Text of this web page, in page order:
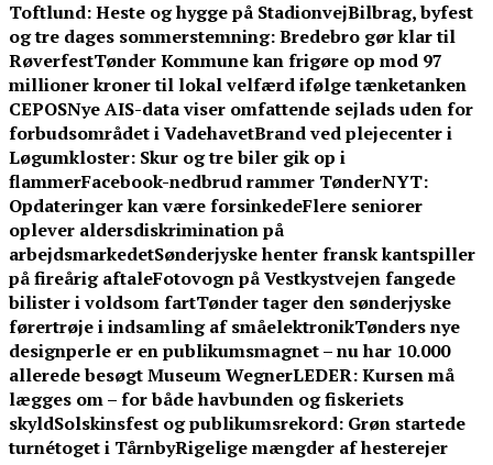
Toftlund: Heste og hygge på StadionvejBilbrag, byfest
og tre dages sommerstemning: Bredebro gør klar til
RøverfestTønder Kommune kan frigøre op mod 97
millioner kroner til lokal velfærd ifølge tænketanken
CEPOSNye AIS-data viser omfattende sejlads uden for
forbudsområdet i VadehavetBrand ved plejecenter i
Løgumkloster: Skur og tre biler gik op i
flammerFacebook-nedbrud rammer TønderNYT:
Opdateringer kan være forsinkedeFlere seniorer
oplever aldersdiskrimination på
arbejdsmarkedetSønderjyske henter fransk kantspiller
på fireårig aftaleFotovogn på Vestkystvejen fangede
bilister i voldsom fartTønder tager den sønderjyske
førertrøje i indsamling af småelektronikTønders nye
designperle er en publikumsmagnet – nu har 10.000
allerede besøgt Museum WegnerLEDER: Kursen må
lægges om – for både havbunden og fiskeriets
skyldSolskinsfest og publikumsrekord: Grøn startede
turnétoget i TårnbyRigelige mængder af hesterejer